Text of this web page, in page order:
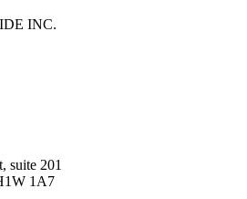
INC.
suite 201
1A7